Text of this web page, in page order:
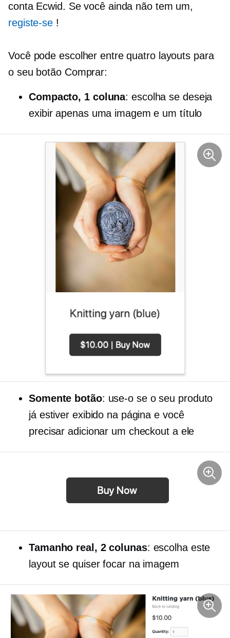
conta Ecwid. Se você ainda não tem um,
registe-se !
Você pode escolher entre quatro layouts para
o seu botão Comprar:
Compacto, 1 coluna: escolha se deseja
exibir apenas uma imagem e um título
Somente botão: use-o se o seu produto
já estiver exibido na página e você
precisar adicionar um checkout a ele
Tamanho real, 2 colunas: escolha este
layout se quiser focar na imagem